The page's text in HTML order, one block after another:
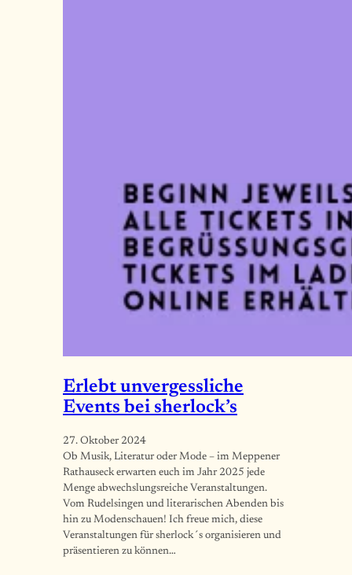
Erlebt unvergessliche
Events bei sherlock’s
27. Oktober 2024
Ob Musik, Literatur oder Mode – im Meppener
Rathauseck erwarten euch im Jahr 2025 jede
Menge abwechslungsreiche Veranstaltungen.
Vom Rudelsingen und literarischen Abenden bis
hin zu Modenschauen! Ich freue mich, diese
Veranstaltungen für sherlock´s organisieren und
präsentieren zu können…